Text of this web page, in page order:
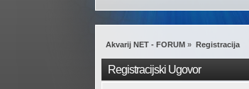
Akvarij NET - FORUM » Registracija
Registracijski Ugovor